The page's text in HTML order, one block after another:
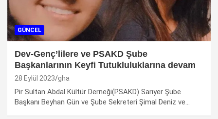
GÜNCEL
Dev-Genç’lilere ve PSAKD Şube
Başkanlarının Keyfi Tutukluluklarına devam
28 Eylül 2023 gha
Pir Sultan Abdal Kültür Derneği(PSAKD) Sarıyer Şube
Başkanı Beyhan Gün ve Şube Sekreteri Şimal Deniz ve…